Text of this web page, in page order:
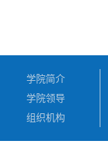
学院简介
学院领导
组织机构